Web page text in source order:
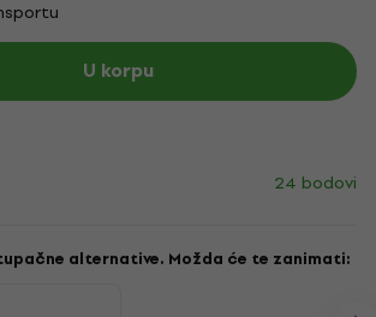
U korpu
24 bodovi
alternative. Možda će te zanimati: